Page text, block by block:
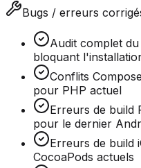
Bugs / erreurs
Audit complet
bloquant
Conflits
pour PHP actuel
Erreurs de build
pour le dernier
Erreurs de build
CocoaPods actuels